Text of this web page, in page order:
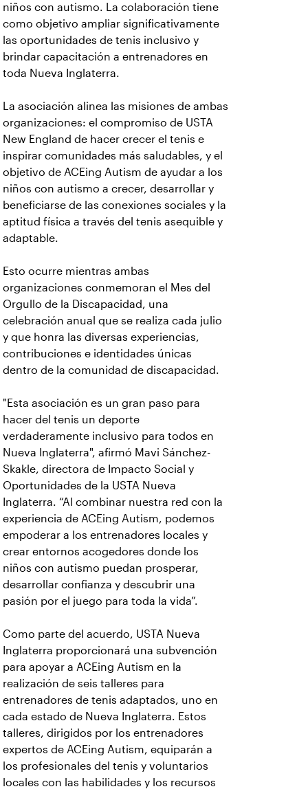
niños con autismo. La colaboración tiene
como objetivo ampliar significativamente
las oportunidades de tenis inclusivo y
brindar capacitación a entrenadores en
toda Nueva Inglaterra.
La asociación alinea las misiones de ambas
organizaciones: el compromiso de USTA
New England de hacer crecer el tenis e
inspirar comunidades más saludables, y el
objetivo de ACEing Autism de ayudar a los
niños con autismo a crecer, desarrollar y
beneficiarse de las conexiones sociales y la
aptitud física a través del tenis asequible y
adaptable.
Esto ocurre mientras ambas
organizaciones conmemoran el Mes del
Orgullo de la Discapacidad, una
celebración anual que se realiza cada julio
y que honra las diversas experiencias,
contribuciones e identidades únicas
dentro de la comunidad de discapacidad.
"Esta asociación es un gran paso para
hacer del tenis un deporte
verdaderamente inclusivo para todos en
Nueva Inglaterra", afirmó Mavi Sánchez-
Skakle, directora de Impacto Social y
Oportunidades de la USTA Nueva
Inglaterra. “Al combinar nuestra red con la
experiencia de ACEing Autism, podemos
empoderar a los entrenadores locales y
crear entornos acogedores donde los
niños con autismo puedan prosperar,
desarrollar confianza y descubrir una
pasión por el juego para toda la vida”.
Como parte del acuerdo, USTA Nueva
Inglaterra proporcionará una subvención
para apoyar a ACEing Autism en la
realización de seis talleres para
entrenadores de tenis adaptados, uno en
cada estado de Nueva Inglaterra. Estos
talleres, dirigidos por los entrenadores
expertos de ACEing Autism, equiparán a
los profesionales del tenis y voluntarios
locales con las habilidades y los recursos